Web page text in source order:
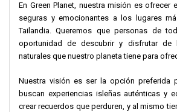
En Green Planet, nuestra misión es ofrecer
seguras y emocionantes a los lugares
Tailandia. Queremos que personas de
oportunidad de descubrir y disfrutar de
naturales que nuestro planeta tiene para
Nuestra visión es ser la opción preferida
buscan experiencias isleñas auténticas y
crear recuerdos que perduren, y al mismo